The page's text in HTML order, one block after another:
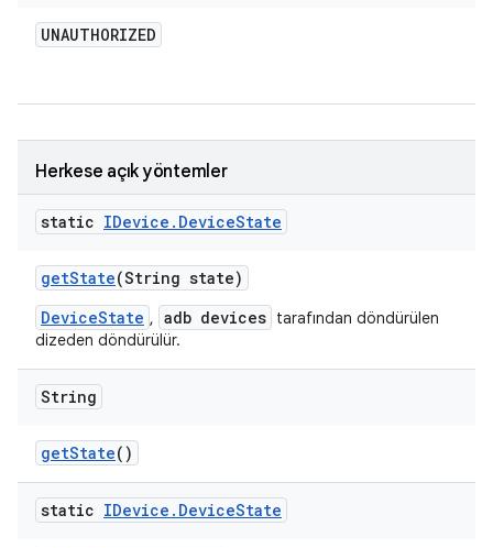
UNAUTHORIZED
Herkese açık yöntemler
static IDevice . DeviceState
getState(String state)
DeviceState , adb devices tarafından döndürülen
dizeden döndürülür.
String
getState()
static IDevice . DeviceState